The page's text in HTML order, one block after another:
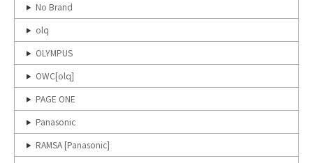
No Brand
olq
OLYMPUS
OWC[olq]
PAGE ONE
Panasonic
RAMSA [Panasonic]